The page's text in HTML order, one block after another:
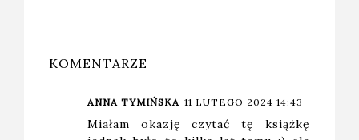
KOMENTARZE
ANNA TYMIŃSKA 11 LUTEGO 2024 14:43
Miałam okazję czytać tę książkę